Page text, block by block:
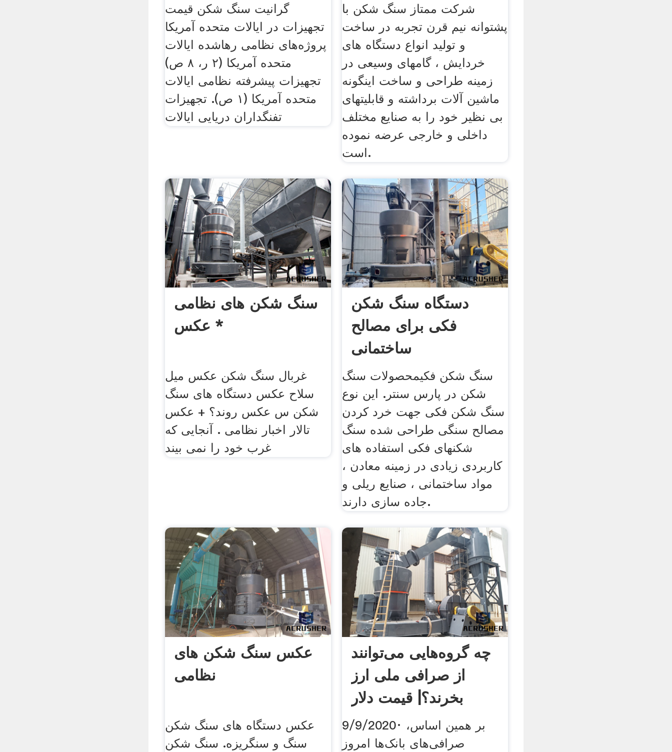
گرانیت سنگ شکن قیمت
تجهیزات در ایالات متحده آمریکا
پروژه‌های نظامی رهاشده ایالات
متحده آمریکا (۲ ر، ۸ ص)
تجهیزات پیشرفته نظامی ایالات
متحده آمریکا (۱ ص). تجهیزات
تفنگداران دریایی ایالات
شرکت ممتاز سنگ شکن با
پشتوانه نیم قرن تجربه در ساخت
و تولید انواع دستگاه های
خردایش ، گامهای وسيعی در
زمينه طراحی و ساخت اينگونه
ماشين آلات برداشته و قابليتهای
بی نظير خود را به صنايع مختلف
داخلی و خارجی عرضه نموده
است.
سنگ شکن های نظامی
* عکس
غربال سنگ شکن عکس میل
سلاح عکس دستگاه های سنگ
شکن س عکس روند؟ + عکس
تالار اخبار نظامی . آنجایی که
غرب خود را نمی بیند
دستگاه سنگ شکن
فکی برای مصالح
ساختمانی
سنگ شکن فکیمحصولات سنگ
شکن در پارس سنتر. این نوع
سنگ شکن فکی جهت خرد کردن
مصالح سنگی طراحی شده سنگ
شکنهای فکی استفاده های
کاربردی زیادی در زمینه معادن ،
مواد ساختمانی ، صنایع ریلی و
جاده سازی دارند.
عکس سنگ شکن های
نظامی
عکس دستگاه های سنگ شکن
سنگ و سنگریزه. سنگ شکن
چه گروه‌هایی می‌توانند
از صرافی ملی ارز
بخرند؟| قیمت دلار
9/9/2020· بر همین اساس،
صرافی‌های بانک‌ها امروز